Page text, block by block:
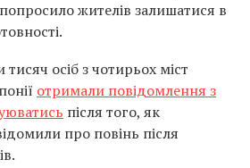
жителів залишатися в
осіб з чотирьох міст
отримали повідомлення з
після того, як
про повінь після